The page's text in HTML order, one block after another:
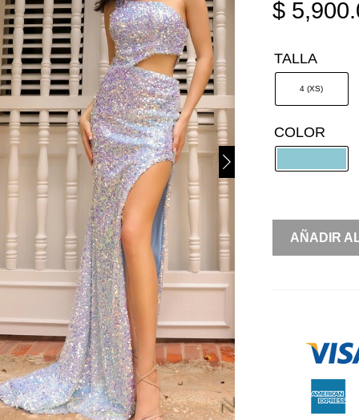
$
TALLA
4 (XS)
COLOR
HOMBRO
COSTADO
ABERTURA
PIERNA
AÑADIR